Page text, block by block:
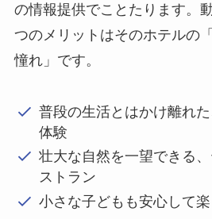
の情報提供でことたります。
つのメリットはそのホテルの
憧れ」です。
普段の生活とはかけ離れ
体験
壮大な自然を一望できる
ストラン
小さな子どもも安心して